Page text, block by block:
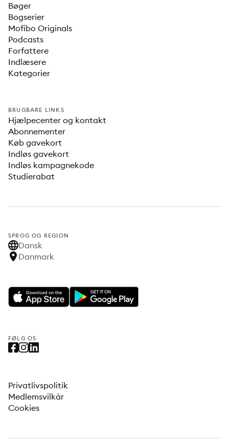
Bøger
Bogserier
Mofibo Originals
Podcasts
Forfattere
Indlæsere
Kategorier
BRUGBARE LINKS
Hjælpecenter og kontakt
Abonnementer
Køb gavekort
Indløs gavekort
Indløs kampagnekode
Studierabat
SPROG OG REGION
Dansk
Danmark
FØLG OS
Privatlivspolitik
Medlemsvilkår
Cookies